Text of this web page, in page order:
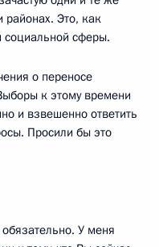
районах. Это, как
социальной сферы.
о переносе
к этому времени
и взвешенно ответить
Просили бы это
У меня